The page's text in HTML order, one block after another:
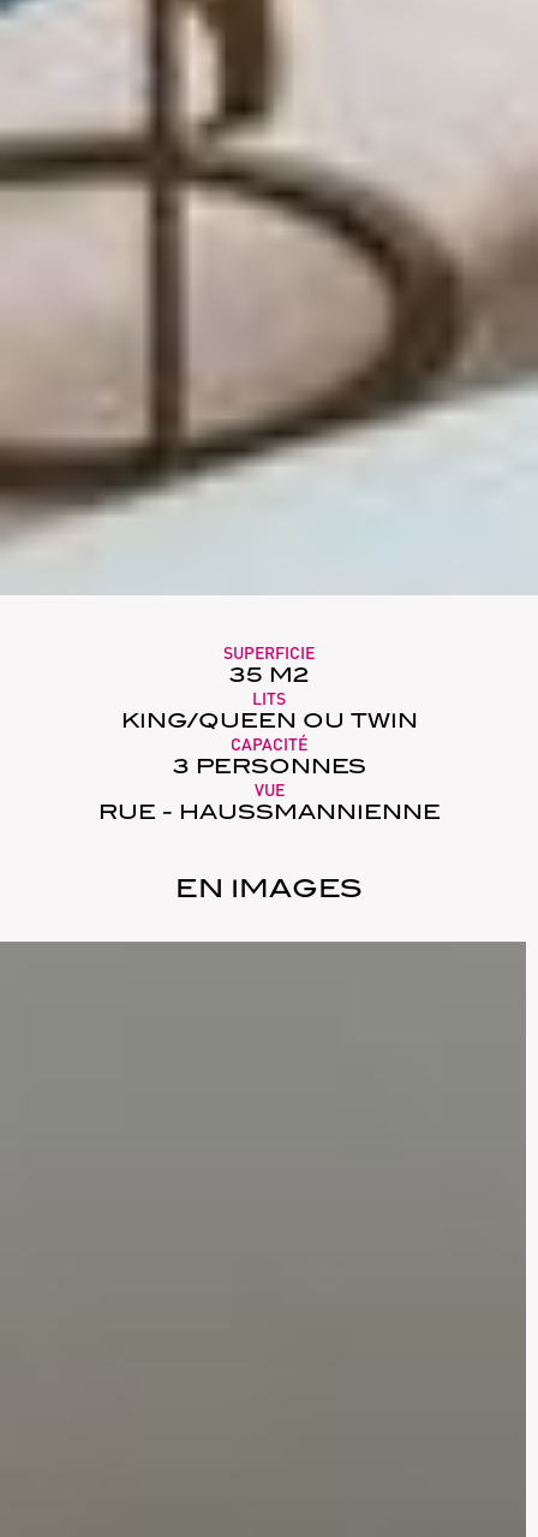
SUPERFICIE
35 M2
LITS
KING/QUEEN OU TWIN
CAPACITÉ
3 PERSONNES
VUE
RUE - HAUSSMANNIENNE
EN IMAGES